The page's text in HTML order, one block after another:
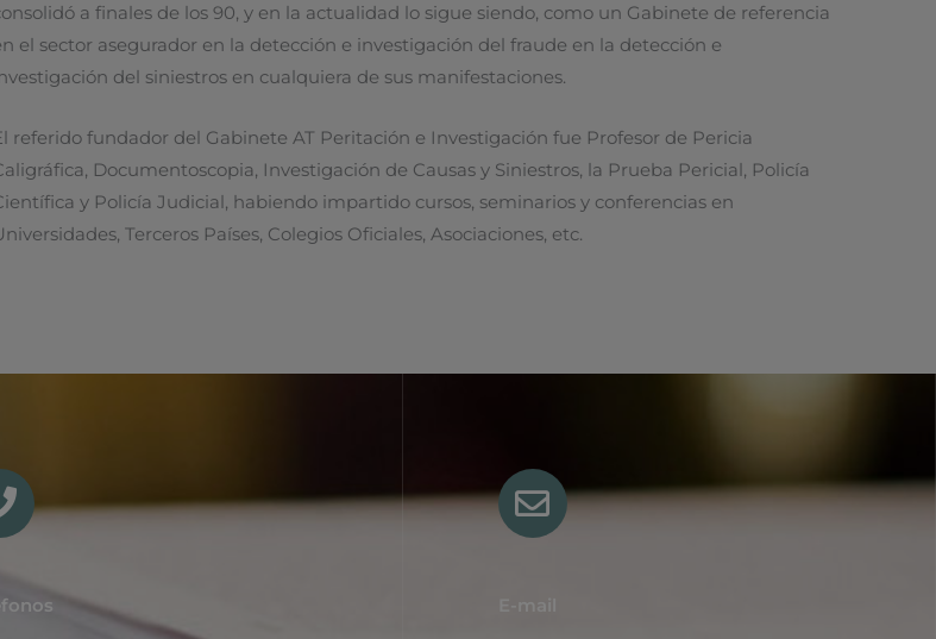
a finales de los 90, y en la actualidad lo sigue siendo, como un Gabinete de referencia
el sector asegurador en la detección e investigación del fraude en la detección e
del siniestros en cualquiera de sus manifestaciones.
referido fundador del Gabinete AT Peritación e Investigación fue Profesor de Pericia
Documentoscopia, Investigación de Causas y Siniestros, la Prueba Pericial, Policía
y Policía Judicial, habiendo impartido cursos, seminarios y conferencias en
Terceros Países, Colegios Oficiales, Asociaciones, etc.